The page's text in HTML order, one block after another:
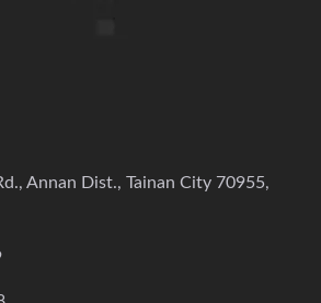
Annan Dist., Tainan City 70955,